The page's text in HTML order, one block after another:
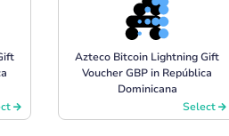
Azteco Bitcoin Lightning Gift
Voucher GBP in República
Dominicana
Select